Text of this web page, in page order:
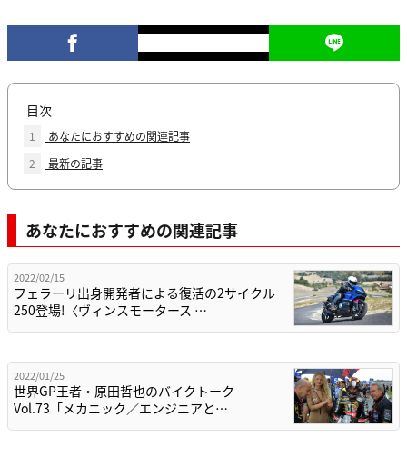
目次
1
あなたにおすすめの関連記事
2
最新の記事
あなたにおすすめの関連記事
2022/02/15
フェラーリ出身開発者による復活の2サイクル
250登場!〈ヴィンスモータース …
2022/01/25
世界GP王者・原田哲也のバイクトーク
Vol.73「メカニック／エンジニアと…